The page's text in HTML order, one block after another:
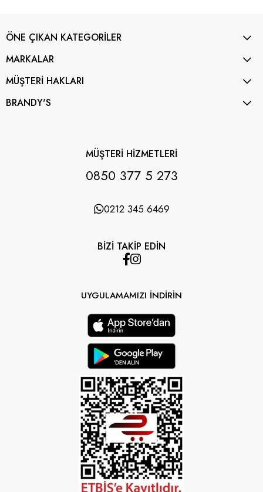
ÖNE ÇIKAN KATEGORİLER
MARKALAR
MÜŞTERİ HAKLARI
BRANDY'S
MÜŞTERİ HİZMETLERİ
0850 377 5 273
0212 345 6469
BİZİ TAKİP EDİN
UYGULAMAMIZI İNDİRİN